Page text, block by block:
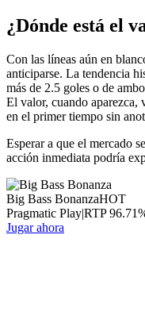
¿Dónde está el
Con las líneas aún en
anticiparse. La tendencia
más de 2.5 goles o de
El valor, cuando aparezca,
en el primer tiempo sin
Esperar a que el mercado
acción inmediata podría
Big Bass BonanzaHOT
Pragmatic Play|RTP96.71
Jugar ahora